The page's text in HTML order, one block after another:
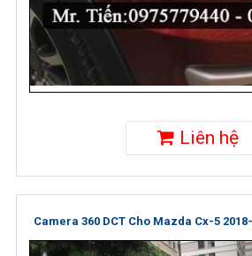
Liên hệ
Camera 360 DCT Cho Mazda Cx-5